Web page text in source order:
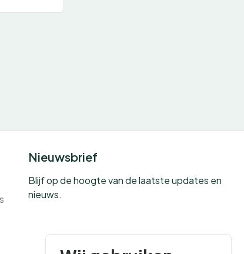
Nieuwsbrief
Blijf op de hoogte van de laatste updates en
nieuws.